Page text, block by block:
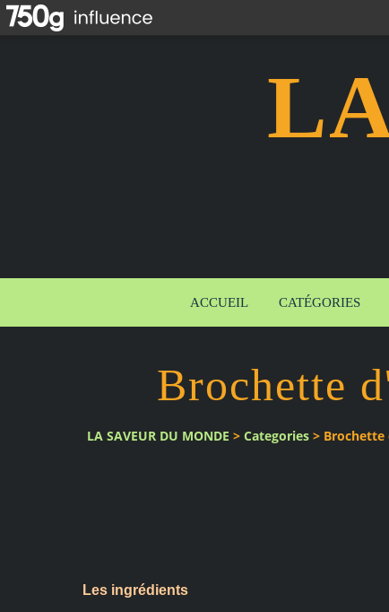
ACCUEIL CATÉGORIES
Brochette
LA SAVEUR DU MONDE > Categories > Brochette
Les ingrédients